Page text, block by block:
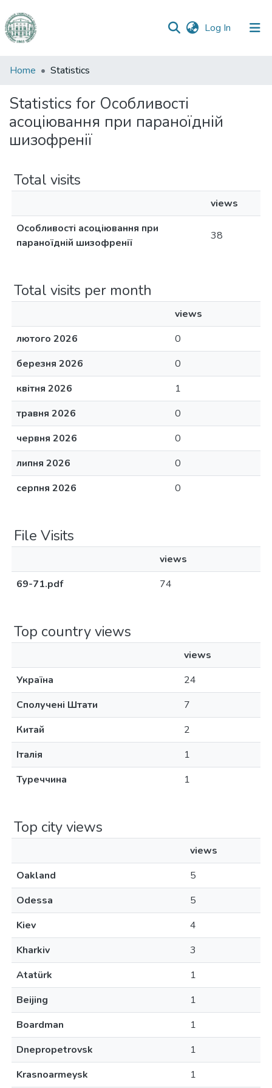
Log In (current)
Communities
Collections
All of DSpace
Home Statistics
Statistics for Особливості
асоціювання при параноїдній
шизофренії
Total visits
views
Особливості асоціювання при
параноїдній шизофренії
38
Total visits per month
views
лютого 2026
0
березня 2026
0
квітня 2026
1
травня 2026
0
червня 2026
0
липня 2026
0
серпня 2026
0
File Visits
views
69-71.pdf
74
Top country views
views
Україна
24
Сполучені Штати
7
Китай
2
Італія
1
Туреччина
1
Top city views
views
Oakland
5
Odessa
5
Kiev
4
Kharkiv
3
Atatürk
1
Beijing
1
Boardman
1
Dnepropetrovsk
1
Krasnoarmeysk
1